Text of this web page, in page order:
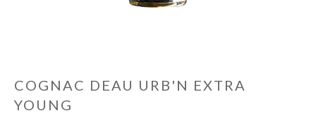
Geels Witteke De Maan's Jenever
COGNAC DEAU URB'N EXTRA
YOUNG